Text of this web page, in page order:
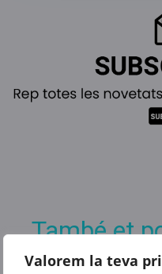
Valorem la teva
També et